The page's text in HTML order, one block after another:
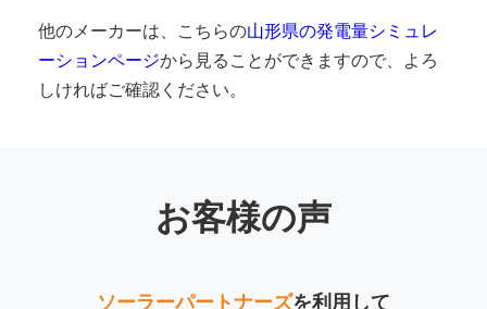
他のメーカーは、こちらの山形県の発電量シミュレ
ーションページから見ることができますので、よろ
しければご確認ください。
お客様の声
ソーラーパートナーズを利用して